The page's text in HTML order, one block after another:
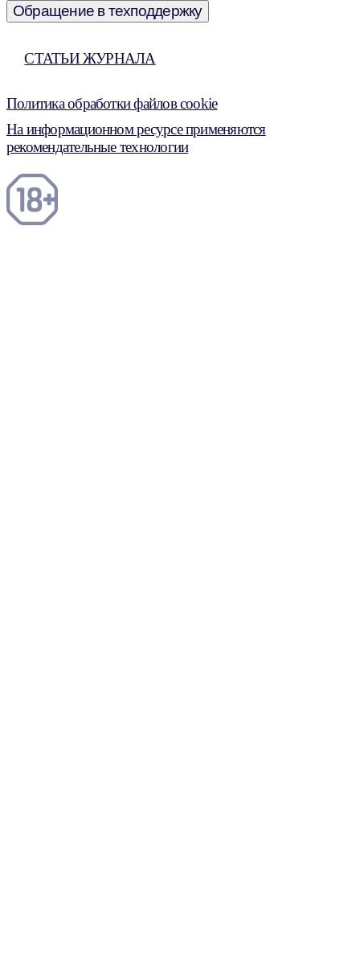
Обращение в техподдержку
СТАТЬИ ЖУРНАЛА
Политика обработки файлов cookie
На информационном ресурсе применяются
рекомендательные технологии